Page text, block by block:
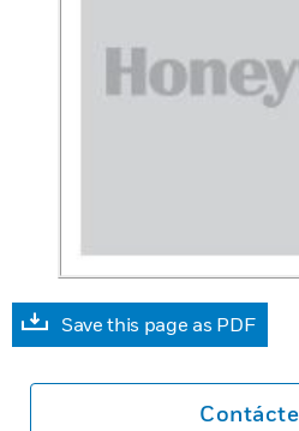
Save this page as PDF